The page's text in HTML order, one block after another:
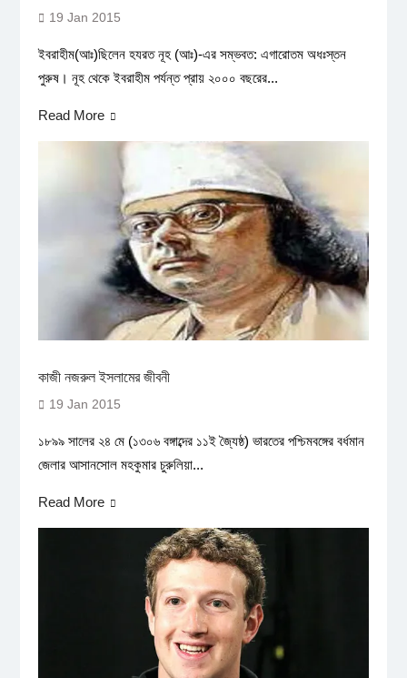
19 Jan 2015
ইবরাহীম(আঃ)ছিলেন হযরত নূহ (আঃ)-এর সম্ভবত: এগারোতম অধঃস্তন
পুরুষ। নূহ থেকে ইবরাহীম পর্যন্ত প্রায় ২০০০ বছরের...
Read More
কাজী নজরুল ইসলামের জীবনী
19 Jan 2015
১৮৯৯ সালের ২৪ মে (১৩০৬ বঙ্গাব্দের ১১ই জ্যৈষ্ঠ) ভারতের পশ্চিমবঙ্গের বর্ধমান
জেলার আসানসোল মহকুমার চুরুলিয়া...
Read More